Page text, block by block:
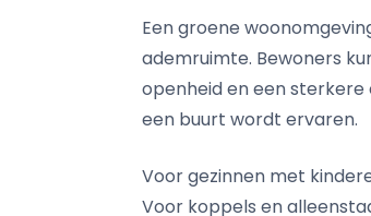
Een groene
ademruimte. Bewoners
openheid en een
een buurt wordt ervaren.
Voor gezinnen met
Voor koppels en